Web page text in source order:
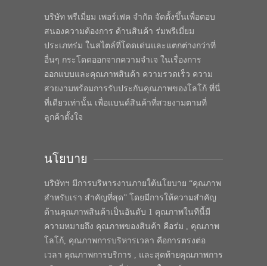
บริษัท พรีเมี่ยม เพอร์เฟค จำกัด จัดตั้งขึ้นเพื่อตอบ
สนองความต้องการ ด้านสินค้า ร่มพรีเมี่ยม
ประเภทร่ม ในสไตล์ที่โดดเด่นและแตกต่างกว่าที่
อื่นๆ กระโดดออกจากความจำเจ ในเรื่องการ
ออกแบบและคุณภาพสินค้า ความรวดเร็ว ความ
สวยงามพร้อมการรับประกันคุณภาพของโลโก้ ที่นี่
ที่เดียวเท่านั้น เพื่อแบนด์สินค้าที่สวยงามตามที่
ลูกค้าตั้งใจ
นโยบาย
บริษัทฯ มีการบริหารงานภายใต้นโยบาย “คุณภาพ
สำหรับเรา สำคัญที่สุด” โดยมีการให้ความสำคัญ
ด้านคุณภาพสินค้าเป็นอันดับ 1 คุณภาพในทีนี้มี
ความหมายถึง คุณภาพของสินค้า คือร่ม , คุณภาพ
โลโก้, คุณภาพการบริหารเวลา คือการตรงต่อ
เวลา คุณภาพการบริการ , และสุดท้ายคุณภาพการ